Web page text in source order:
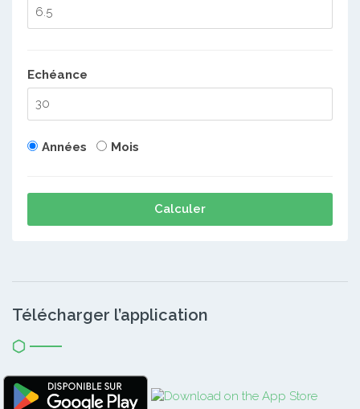
Echéance
Années Mois
Calculer
Télécharger l’application